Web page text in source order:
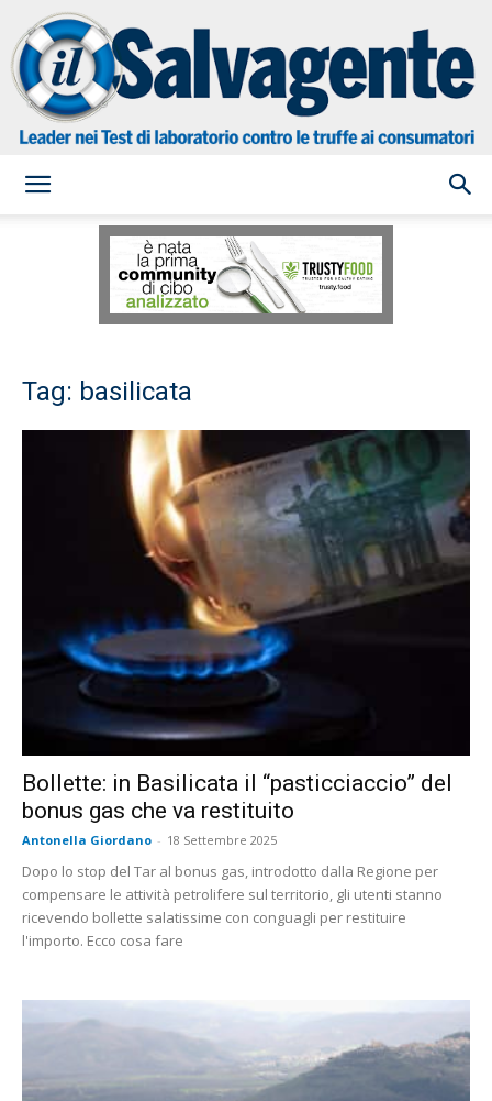
Salvagente
Tag: basilicata
Bollette: in Basilicata il “pasticciaccio” del
bonus gas che va restituito
Antonella Giordano - 18 Settembre 2025
Dopo lo stop del Tar al bonus gas, introdotto dalla Regione per
compensare le attività petrolifere sul territorio, gli utenti stanno
ricevendo bollette salatissime con conguagli per restituire
l'importo. Ecco cosa fare